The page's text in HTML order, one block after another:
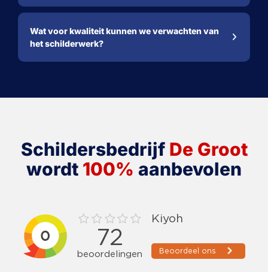
Wat voor kwaliteit kunnen we verwachten van
het schilderwerk?
Schildersbedrijf De Groot
wordt 100% aanbevolen